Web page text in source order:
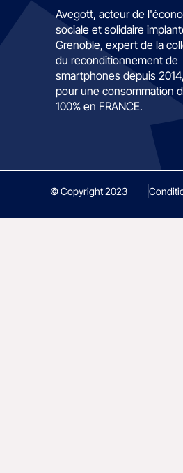
Avegott, acteur de
sociale et solidaire
Grenoble, expert de la
du reconditionnement de
smartphones depuis
pour une consommation
100% en FRANCE.
© Copyright 2023